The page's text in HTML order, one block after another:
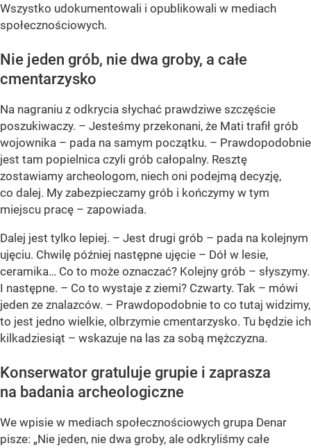
Wszystko udokumentowali i opublikowali w mediach
społecznościowych.
Nie jeden grób, nie dwa groby, a całe
cmentarzysko
Na nagraniu z odkrycia słychać prawdziwe szczęście
poszukiwaczy. – Jesteśmy przekonani, że Mati trafił grób
wojownika – pada na samym początku. – Prawdopodobnie
jest tam popielnica czyli grób całopalny. Resztę
zostawiamy archeologom, niech oni podejmą decyzję,
co dalej. My zabezpieczamy grób i kończymy w tym
miejscu pracę – zapowiada.
Dalej jest tylko lepiej. – Jest drugi grób – pada na kolejnym
ujęciu. Chwilę później następne ujęcie – Dół w lesie,
ceramika… Co to może oznaczać? Kolejny grób – słyszymy.
I następne. – Co to wystaje z ziemi? Czwarty. Tak – mówi
jeden ze znalazców. – Prawdopodobnie to co tutaj widzimy,
to jest jedno wielkie, olbrzymie cmentarzysko. Tu będzie ich
kilkadziesiąt – wskazuje na las za sobą mężczyzna.
Konserwator gratuluje grupie i zaprasza
na badania archeologiczne
We wpisie w mediach społecznościowych grupa Denar
pisze: „Nie jeden, nie dwa groby, ale odkryliśmy całe